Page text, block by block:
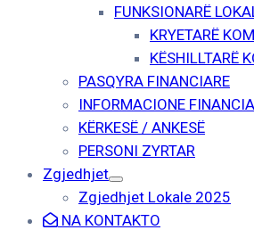
FUNKSIONARË
KRYETARË
KËSHILLTARË
PASQYRA FINANCIARE
INFORMACIONE
KËRKESË / ANKESË
PERSONI ZYRTAR
Zgjedhjet
Zgjedhjet Lokale 2025
NA KONTAKTO